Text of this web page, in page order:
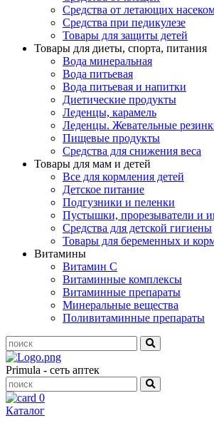
Средства от летающих
Средства при педикулезе
Товары для защиты детей
Товары для диеты, спорта, питания
Вода минеральная
Вода питьевая
Вода питьевая и напитки
Диетические продукты
Леденцы, карамель
Леденцы. Жевательные
Пищевые продукты
Средства для снижения веса
Товары для мам и детей
Все для кормления детей
Детское питание
Подгузники и пеленки
Пустышки, прорезыватели и
Средства для детской гигиены
Товары для беременных и
Витамины
Витамин С
Витаминные комплексы
Витаминные препараты
Минеральные вещества
Поливитаминные препараты
Primula - сеть аптек
0
Каталог